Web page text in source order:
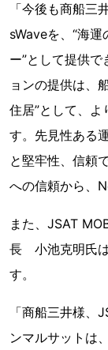
「今後も商船三
sWaveを、“海
ー”として提供
ョンの提供は、
住居”として、
す。先見性ある
と堅牢性、信頼
への信頼から、
また、JSAT
長 小池克明氏は
す。
「商船三井様
ンマルサットは